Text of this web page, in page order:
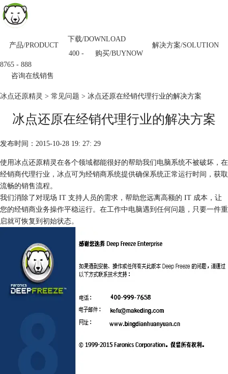
产品/PRODUCT 解决方案/SOLUTION
下载/DOWNLOAD
购买/BUYNOW
400 -
8765 - 888
咨询在线销售
冰点还原精灵 > 常见问题 > 冰点还原在经销代理行业的解决方案
冰点还原在经销代理行业的解决方案
发布时间：2015-10-28 19: 27: 29
使用冰点还原精灵在各个领域都能很好的帮助我们电脑系统不被破坏，在
经销商代理行业，冰点可为经销商系统提供确保系统正常运行时间，获取
流畅的销售流程。
我们消除了对现场 IT 支持人员的需求，帮助您远离高额的 IT 成本，让
您的经销商业务操作平稳运行。在工作中电脑遇到任何问题，只要一件重
启就可恢复到初始状态。